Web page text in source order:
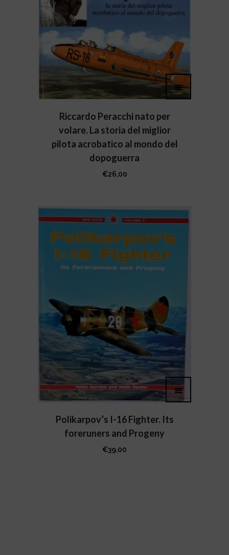
Riccardo Peracchi nato per
volare. La storia del miglior
pilota acrobatico al mondo del
dopoguerra
€26,00
Polikarpov’s I-16 Fighter. Its
foreruners and Progeny
€39,00